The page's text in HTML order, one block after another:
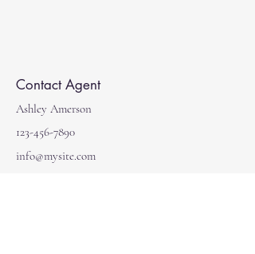
Contact Agent
Ashley Amerson
123-456-7890
info@mysite.com